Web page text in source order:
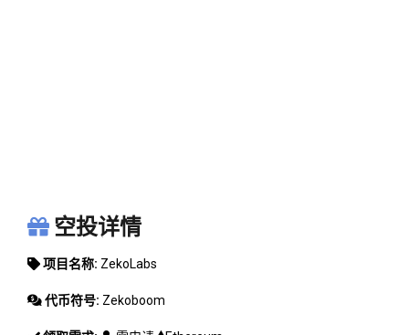
空投详情
项目名称: ZekoLabs
代币符号: Zekoboom